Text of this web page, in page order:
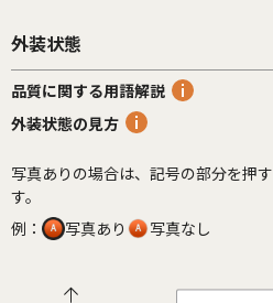
外装状態
品質に関する用語解説
外装状態の見方
写真ありの場合は、記号の部分を押
す。
例：
写真あり 写真なし